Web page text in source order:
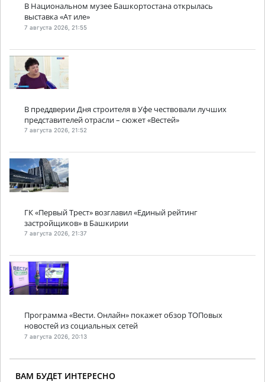
В Национальном музее Башкортостана открылась
выставка «Ат иле»
7 августа 2026, 21:55
В преддверии Дня строителя в Уфе чествовали лучших
представителей отрасли – сюжет «Вестей»
7 августа 2026, 21:52
ГК «Первый Трест» возглавил «Единый рейтинг
застройщиков» в Башкирии
7 августа 2026, 21:37
Программа «Вести. Онлайн» покажет обзор ТОПовых
новостей из социальных сетей
7 августа 2026, 20:13
ВАМ БУДЕТ ИНТЕРЕСНО